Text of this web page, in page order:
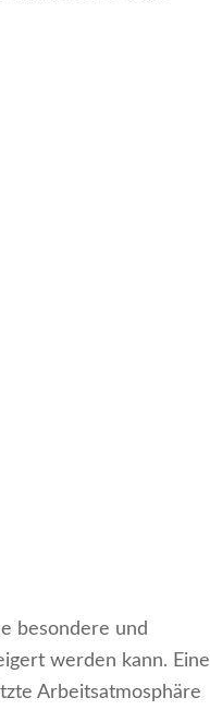
besondere und
werden kann. Eine
Arbeitsatmosphäre